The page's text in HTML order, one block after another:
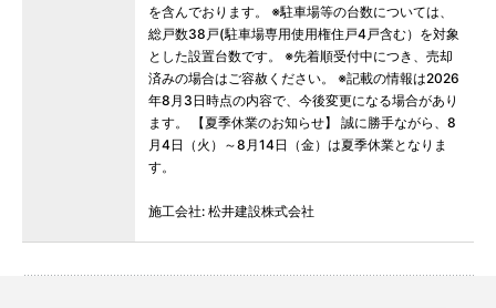
を含んでおります。 ※駐車場等の台数については、
総戸数38戸(駐車場専用使用権住戸4戸含む）を対象
とした設置台数です。 ※先着順受付中につき、売却
済みの場合はご容赦ください。 ※記載の情報は2026
年8月3日時点の内容で、今後変更になる場合があり
ます。 【夏季休業のお知らせ】 誠に勝手ながら、8
月4日（火）～8月14日（金）は夏季休業となりま
す。
施工会社: 松井建設株式会社